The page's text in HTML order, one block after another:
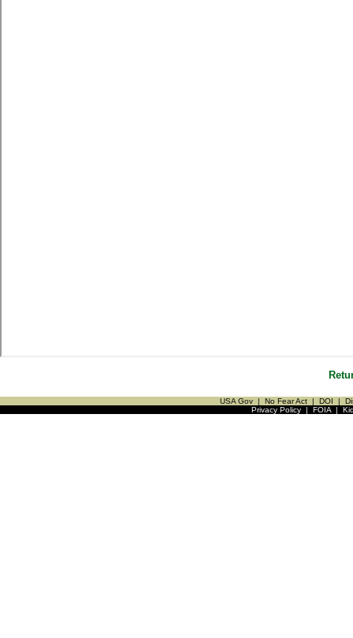
USA Gov | No Fear Act | DOI |
Privacy Policy| FOIA|